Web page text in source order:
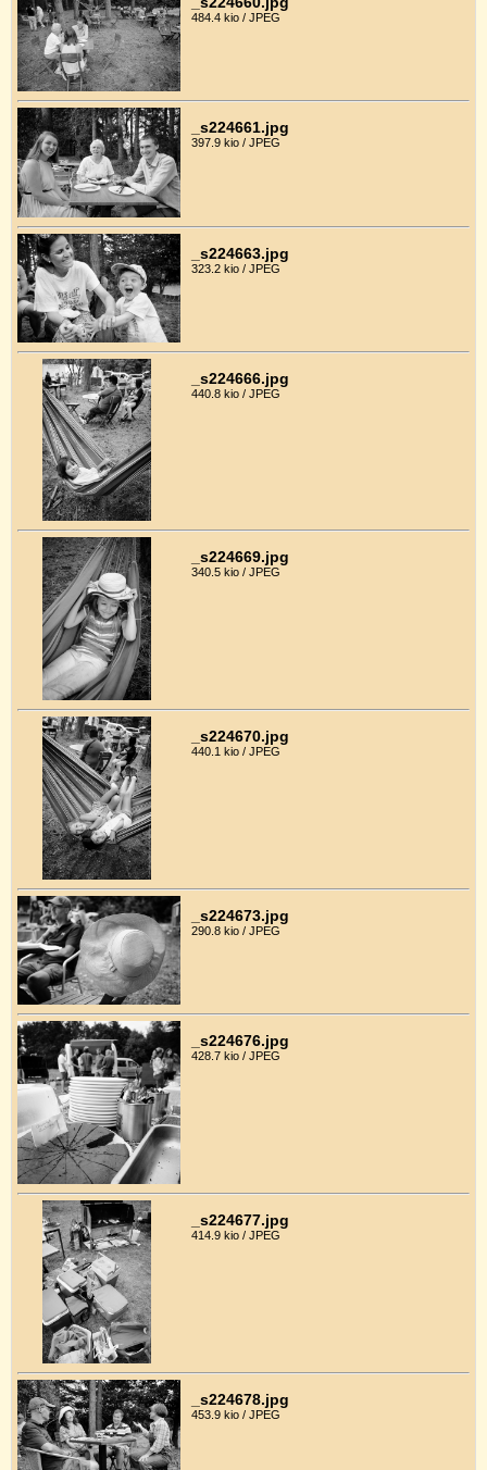
484.4 kio / JPEG
_s224661.jpg
397.9 kio / JPEG
_s224663.jpg
323.2 kio / JPEG
_s224666.jpg
440.8 kio / JPEG
_s224669.jpg
340.5 kio / JPEG
_s224670.jpg
440.1 kio / JPEG
_s224673.jpg
290.8 kio / JPEG
_s224676.jpg
428.7 kio / JPEG
_s224677.jpg
414.9 kio / JPEG
_s224678.jpg
453.9 kio / JPEG